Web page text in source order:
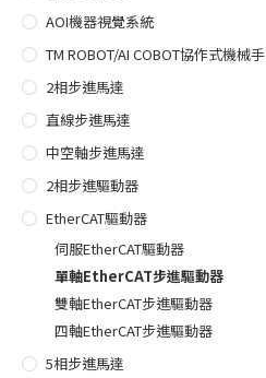
AOI機器視覺系統
TM ROBOT/AI COBOT協作式機械手
2相步進馬達
直線步進馬達
中空軸步進馬達
2相步進驅動器
EtherCAT驅動器
伺服EtherCAT驅動器
單軸EtherCAT步進驅動器
雙軸EtherCAT步進驅動器
四軸EtherCAT步進驅動器
5相步進馬達